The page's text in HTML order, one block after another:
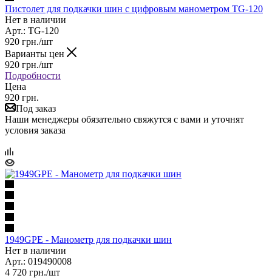
Пистолет для подкачки шин с цифровым манометром TG-120
Нет в наличии
Арт.: TG-120
920 грн./шт
Варианты цен
920 грн./шт
Подробности
Цена
920 грн.
Под заказ
Наши менеджеры обязательно свяжутся с вами и уточнят
условия заказа
1949GPE - Манометр для подкачки шин
Нет в наличии
Арт.: 019490008
4 720 грн./шт